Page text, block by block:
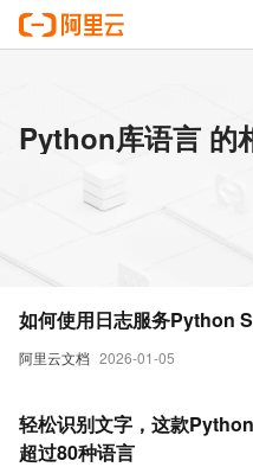
Python库语言 的
阿里云文档 2026-01-05
如何使用日志服务Python
轻松识别文字，这款
超过80种语言